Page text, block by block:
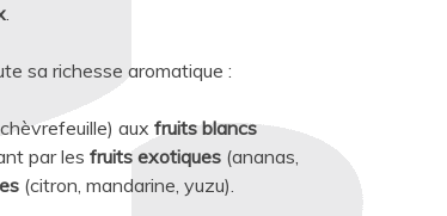
.
sa richesse aromatique :
aux fruits blancs
par les fruits exotiques (ananas,
(citron, mandarine, yuzu).